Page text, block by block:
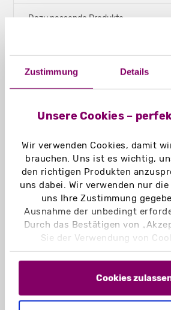
Zustimmung Details
Unsere Cookies –
Wir verwenden Cookies, damit
brauchen. Uns ist es wichtig,
den richtigen Produkten
uns dabei. Wir verwenden nur
uns Ihre Zustimmung
Ausnahme der unbedingt
Durch das Bestätigen von
Sie der Verwendung von
„Einstellungen“ können Sie
Cookies Sie zulassen. Hier
und unsere
Cookies
Dazu passende Produkte
Technische Daten –
Versandkartons - für DIN
Klappdeckel
Füllformat:
190 x 140 x 40 mm
Lieferzustand:
flachliegend
Außenformat:
217 x 147 x 45 mm (B-Welle)
205 x 145 x 44 mm (E-Welle)